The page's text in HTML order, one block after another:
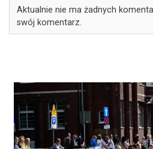
Aktualnie nie ma żadnych
swój komentarz.